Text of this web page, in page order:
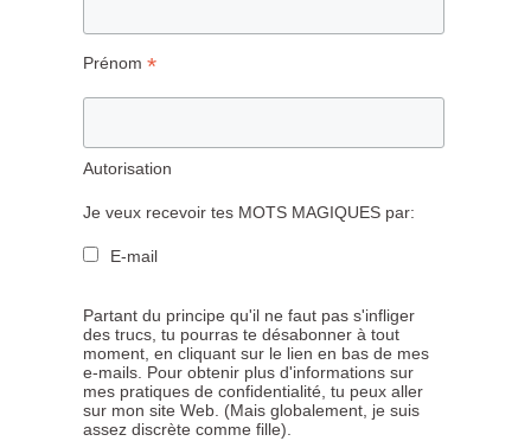
Prénom *
Autorisation
Je veux recevoir tes MOTS MAGIQUES par:
E-mail
Partant du principe qu'il ne faut pas s'infliger
des trucs, tu pourras te désabonner à tout
moment, en cliquant sur le lien en bas de mes
e-mails. Pour obtenir plus d'informations sur
mes pratiques de confidentialité, tu peux aller
sur mon site Web. (Mais globalement, je suis
assez discrète comme fille).